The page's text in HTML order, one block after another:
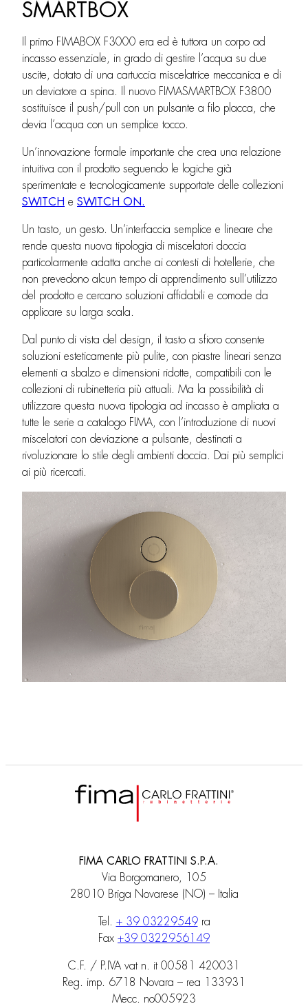
SMARTBOX
Il primo FIMABOX F3000 era ed è tuttora un corpo ad
incasso essenziale, in grado di gestire l’acqua su due
uscite, dotato di una cartuccia miscelatrice meccanica e di
un deviatore a spina. Il nuovo FIMASMARTBOX F3800
sostituisce il push/pull con un pulsante a filo placca, che
devia l’acqua con un semplice tocco.
Un’innovazione formale importante che crea una relazione
intuitiva con il prodotto seguendo le logiche già
sperimentate e tecnologicamente supportate delle collezioni
SWITCH e SWITCH ON.
Un tasto, un gesto. Un’interfaccia semplice e lineare che
rende questa nuova tipologia di miscelatori doccia
particolarmente adatta anche ai contesti di hotellerie, che
non prevedono alcun tempo di apprendimento sull’utilizzo
del prodotto e cercano soluzioni affidabili e comode da
applicare su larga scala.
Dal punto di vista del design, il tasto a sfioro consente
soluzioni esteticamente più pulite, con piastre lineari senza
elementi a sbalzo e dimensioni ridotte, compatibili con le
collezioni di rubinetteria più attuali. Ma la possibilità di
utilizzare questa nuova tipologia ad incasso è ampliata a
tutte le serie a catalogo FIMA, con l’introduzione di nuovi
miscelatori con deviazione a pulsante, destinati a
rivoluzionare lo stile degli ambienti doccia. Dai più semplici
ai più ricercati.
FIMA CARLO FRATTINI S.P.A.
Via Borgomanero, 105
28010 Briga Novarese (NO) – Italia
Tel. + 39 03229549ra
Fax +39 0322956149
C.F. / P.IVA vat n. it 00581 420031
Reg. imp. 6718 Novara – rea 133931
Mecc. no005923